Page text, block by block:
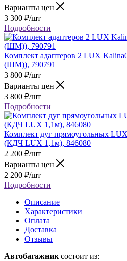
Варианты цен
3 300 ₽/шт
Подробности
Комплект адаптеров 2 LUX
(ШМ)), 790791
3 800 ₽/шт
Варианты цен
3 800 ₽/шт
Подробности
Комплект дуг прямоугольных
(КДЧ LUX 1,1м), 846080
2 200 ₽/шт
Варианты цен
2 200 ₽/шт
Подробности
Описание
Характеристики
Оплата
Доставка
Отзывы
Автобагажник состоит из: